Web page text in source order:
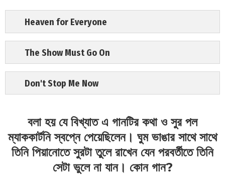
Heaven for Everyone
The Show Must Go On
Don't Stop Me Now
বলা হয় যে বিখ্যাত এ গানটির কথা ও সুর পল
ম্যাককার্টনি স্বপ্নে পেয়েছিলেন। ঘুম ভাঙার সাথে সাথে
তিনি পিয়ানোতে সুরটা তুলে রাখেন যেন পরবর্তীতে তিনি
সেটা ভুলে না যান। কোন গান?